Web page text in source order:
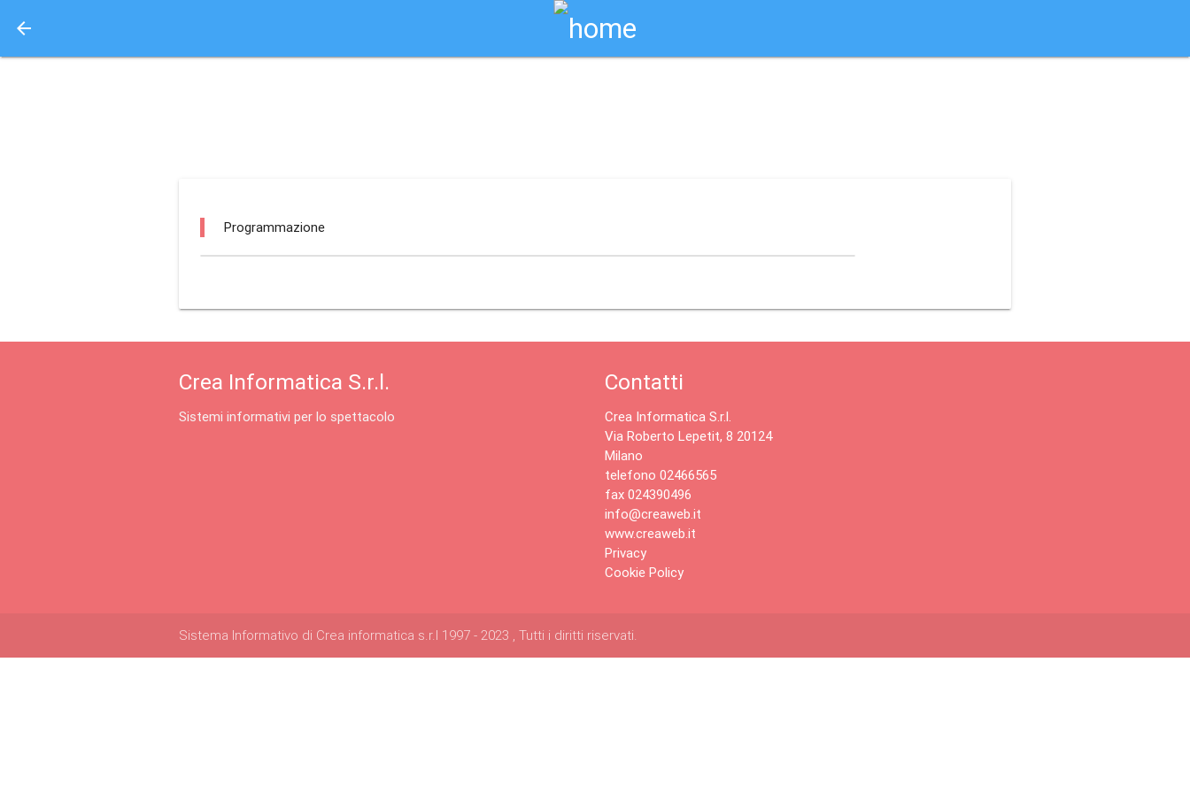
arrow_back
Programmazione
Crea Informatica S.r.l.
Sistemi informativi per lo spettacolo
Contatti
Crea Informatica S.r.l.
Via Roberto Lepetit, 8 20124
Milano
telefono 02466565
fax 024390496
info@creaweb.it
www.creaweb.it
Privacy
Cookie Policy
Sistema Informativo di Crea informatica s.r.l 1997 - 2023 , Tutti i diritti riservati.